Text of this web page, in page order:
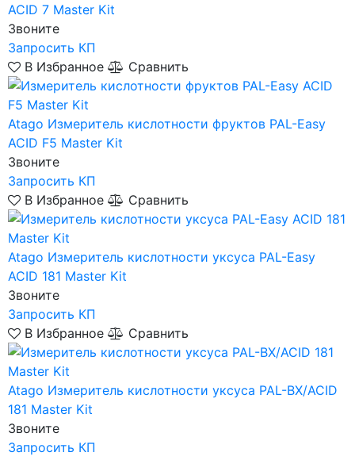
ACID 7 Master Kit
Звоните
Запросить КП
В Избранное
Сравнить
Atago Измеритель кислотности фруктов PAL-Easy
ACID F5 Master Kit
Звоните
Запросить КП
В Избранное
Сравнить
Atago Измеритель кислотности уксуса PAL-Easy
ACID 181 Master Kit
Звоните
Запросить КП
В Избранное
Сравнить
Atago Измеритель кислотности уксуса PAL-BX/ACID
181 Master Kit
Звоните
Запросить КП